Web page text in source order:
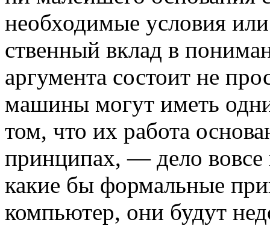
необходимые условия
ственный вклад в
аргумента со­стоит не
машины могут иметь
том, что их работа
принципах, — дело вовсе
какие бы формальные
компьютер, они бу­дут